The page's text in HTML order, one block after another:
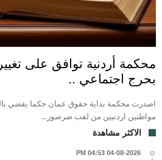
محكمة أردنية توافق على
بحرج اجتماعي ..
اصدرت محكمة بداية حقوق عمان حكما يقضي
مواطنين اردنيين من لقب صرصور...
الاكثر مشاهدة
04-08-2026 04:53 PM